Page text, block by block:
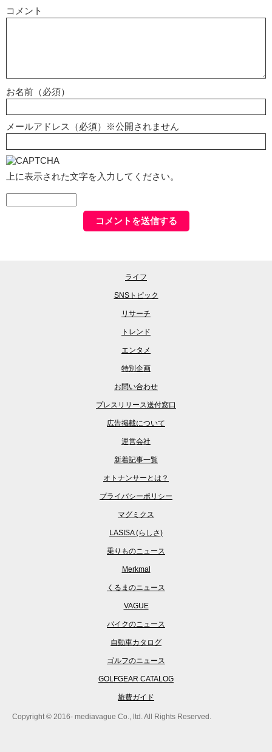
コメント
お名前（必須）
メールアドレス（必須）※公開されません
上に表示された文字を入力してください。
ライフ
SNSトピック
リサーチ
トレンド
エンタメ
特別企画
お問い合わせ
プレスリリース送付窓口
広告掲載について
運営会社
新着記事一覧
オトナンサーとは？
プライバシーポリシー
マグミクス
LASISA (らしさ)
乗りものニュース
Merkmal
くるまのニュース
VAGUE
バイクのニュース
自動車カタログ
ゴルフのニュース
GOLFGEAR CATALOG
旅費ガイド
Copyright © 2016- mediavague Co., ltd. All Rights Reserved.